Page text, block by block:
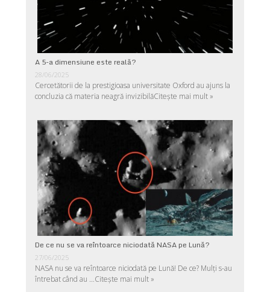
A 5-a dimensiune este reală?
28/06/2025
Cercetătorii de la prestigioasa universitate Oxford au ajuns la
concluzia că materia neagră invizibilăCitește mai mult »
De ce nu se va reîntoarce niciodată NASA pe Lună?
27/06/2025
NASA nu se va reîntoarce niciodată pe Lună! De ce? Mulţi s-au
întrebat când au …Citește mai mult »